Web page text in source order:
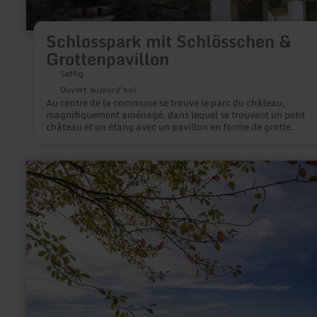
Schlosspark mit Schlösschen &
Grottenpavillon
Saffig
Ouvert aujourd'hui
Au centre de la commune se trouve le parc du château,
magnifiquement aménagé, dans lequel se trouvent un petit
château et un étang avec un pavillon en forme de grotte.
en
savoir
plus
sur
:
Mosbrucher
Weiher